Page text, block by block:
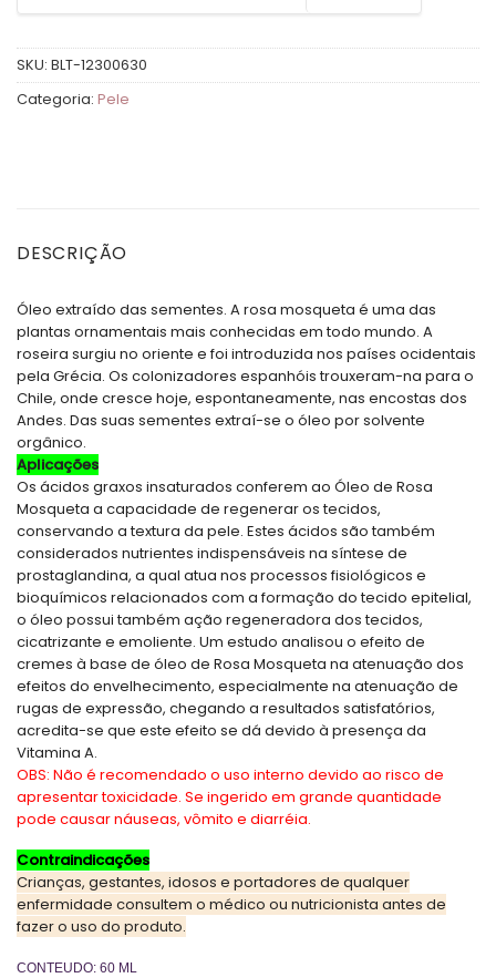
SKU: BLT-12300630
Categoria: Pele
DESCRIÇÃO
Óleo extraído das sementes. A rosa mosqueta é uma das
plantas ornamentais mais conhecidas em todo mundo. A
roseira surgiu no oriente e foi introduzida nos países ocidentais
pela Grécia. Os colonizadores espanhóis trouxeram-na para o
Chile, onde cresce hoje, espontaneamente, nas encostas dos
Andes. Das suas sementes extraí-se o óleo por solvente
orgânico.
Aplicações
Os ácidos graxos insaturados conferem ao Óleo de Rosa
Mosqueta a capacidade de regenerar os tecidos,
conservando a textura da pele. Estes ácidos são também
considerados nutrientes indispensáveis na síntese de
prostaglandina, a qual atua nos processos fisiológicos e
bioquímicos relacionados com a formação do tecido epitelial,
o óleo possui também ação regeneradora dos tecidos,
cicatrizante e emoliente. Um estudo analisou o efeito de
cremes à base de óleo de Rosa Mosqueta na atenuação dos
efeitos do envelhecimento, especialmente na atenuação de
rugas de expressão, chegando a resultados satisfatórios,
acredita-se que este efeito se dá devido à presença da
Vitamina A.
OBS: Não é recomendado o uso interno devido ao risco de
apresentar toxicidade. Se ingerido em grande quantidade
pode causar náuseas, vômito e diarréia.
Contraindicações
Crianças, gestantes, idosos e portadores de qualquer
enfermidade consultem o médico ou nutricionista antes de
fazer o uso do produto.
CONTEUDO: 60 ML